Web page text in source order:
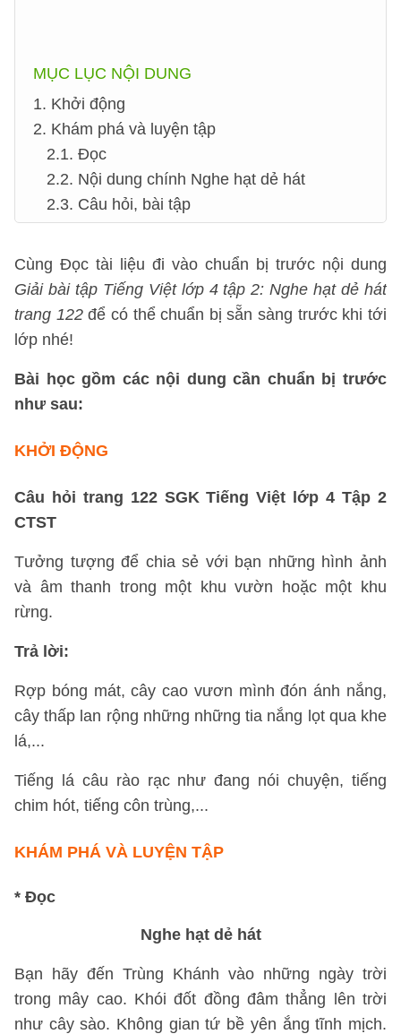
MỤC LỤC NỘI DUNG
1. Khởi động
2. Khám phá và luyện tập
2.1. Đọc
2.2. Nội dung chính Nghe hạt dẻ hát
2.3. Câu hỏi, bài tập
Cùng Đọc tài liệu đi vào chuẩn bị trước nội dung
Giải bài tập Tiếng Việt lớp 4 tập 2: Nghe hạt dẻ hát
trang 122để có thể chuẩn bị sẵn sàng trước khi tới
lớp nhé!
Bài học gồm các nội dung cần chuẩn bị trước
như sau:
KHỞI ĐỘNG
Câu hỏi trang 122 SGK Tiếng Việt lớp 4 Tập 2
CTST
Tưởng tượng để chia sẻ với bạn những hình ảnh
và âm thanh trong một khu vườn hoặc một khu
rừng.
Trả lời:
Rợp bóng mát, cây cao vươn mình đón ánh nắng,
cây thấp lan rộng những những tia nắng lọt qua khe
lá,...
Tiếng lá câu rào rạc như đang nói chuyện, tiếng
chim hót, tiếng côn trùng,...
KHÁM PHÁ VÀ LUYỆN TẬP
* Đọc
Nghe hạt dẻ hát
Bạn hãy đến Trùng Khánh vào những ngày trời
trong mây cao. Khói đốt đồng đâm thẳng lên trời
như cây sào. Không gian tứ bề yên ắng tĩnh mịch.